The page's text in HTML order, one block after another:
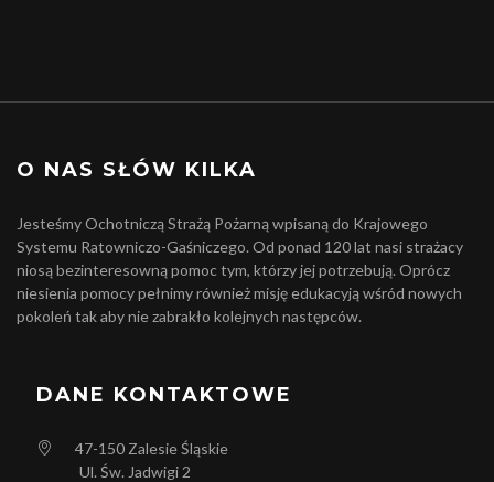
O NAS SŁÓW KILKA
Jesteśmy Ochotniczą Strażą Pożarną wpisaną do Krajowego
Systemu Ratowniczo-Gaśniczego. Od ponad 120 lat nasi strażacy
niosą bezinteresowną pomoc tym, którzy jej potrzebują. Oprócz
niesienia pomocy pełnimy również misję edukacyją wśród nowych
pokoleń tak aby nie zabrakło kolejnych następców.
DANE KONTAKTOWE
47-150 Zalesie Śląskie
Ul. Św. Jadwigi 2